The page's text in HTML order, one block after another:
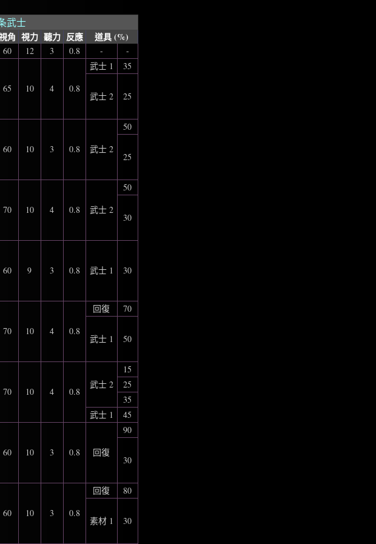
武士
角 視力 聽力 反應 道具 (%)
60 12 3 0.8 - -
65
10 4 0.8
武士 1
35
武士 2
25
60
10 3 0.8 武士 2
50
25
70
10 4 0.8 武士 2
50
30
60
9 3 0.8 武士 1 30
70
10 4 0.8
回復
70
武士 1
50
70
10 4 0.8
武士 2
15
25
35
武士 1 45
60
10 3 0.8 回復
90
30
60
10 3 0.8
回復
80
素材 1
30